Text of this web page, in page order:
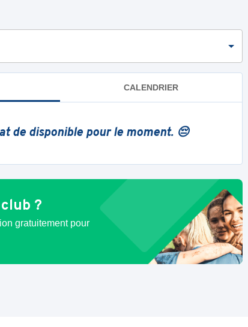
CALENDRIER
de disponible pour le moment. 😔
?
gratuitement pour